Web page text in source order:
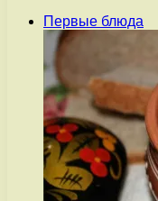
Первые блюда